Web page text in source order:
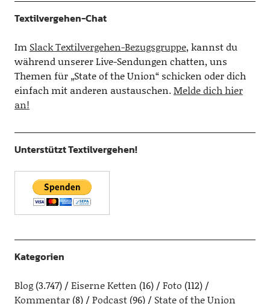
Textilvergehen-Chat
Im Slack Textilvergehen-Bezugsgruppe, kannst du
während unserer Live-Sendungen chatten, uns
Themen für „State of the Union“ schicken oder dich
einfach mit anderen austauschen.Melde dich hier
an!
Unterstützt Textilvergehen!
Kategorien
Blog(3.747) Eiserne Ketten (16) Foto (112)
Kommentar(8) Podcast(96) State of the Union